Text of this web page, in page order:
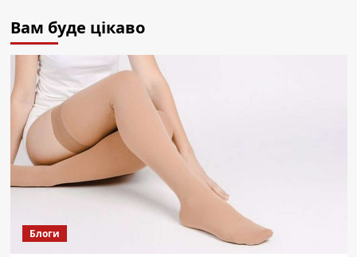
Вам буде цікаво
Блоги